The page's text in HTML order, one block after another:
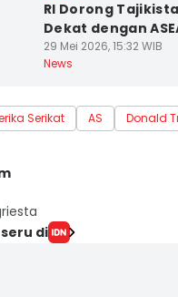
RI Dorong
Dekat dengan
29 Mei 2026, 15:32 WIB
News
Serikat AS Donald
di